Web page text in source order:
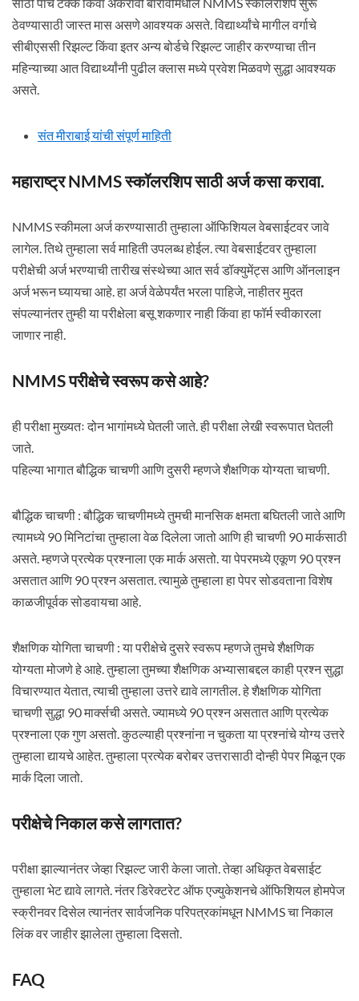
ठेवण्यासाठी जास्त मास असणे आवश्यक असते. विद्यार्थ्यांचे मागील वर्गाचे
सीबीएससी रिझल्ट किंवा इतर अन्य बोर्डचे रिझल्ट जाहीर करण्याचा तीन
महिन्याच्या आत विद्यार्थ्यांनी पुढील क्लास मध्ये प्रवेश मिळवणे सुद्धा आवश्यक
असते.
संत मीराबाई यांची संपूर्ण माहिती
महाराष्ट्र NMMS स्कॉलरशिप साठी अर्ज कसा करावा.
NMMS स्कीमला अर्ज करण्यासाठी तुम्हाला ऑफिशियल वेबसाईटवर जावे
लागेल. तिथे तुम्हाला सर्व माहिती उपलब्ध होईल. त्या वेबसाईटवर तुम्हाला
परीक्षेची अर्ज भरण्याची तारीख संस्थेच्या आत सर्व डॉक्युमेंट्स आणि ऑनलाइन
अर्ज भरून घ्यायचा आहे. हा अर्ज वेळेपर्यंत भरला पाहिजे, नाहीतर मुदत
संपल्यानंतर तुम्ही या परीक्षेला बसू शकणार नाही किंवा हा फॉर्म स्वीकारला
जाणार नाही.
NMMS परीक्षेचे स्वरूप कसे आहे?
ही परीक्षा मुख्यतः दोन भागांमध्ये घेतली जाते. ही परीक्षा लेखी स्वरूपात घेतली
जाते.
पहिल्या भागात बौद्धिक चाचणी आणि दुसरी म्हणजे शैक्षणिक योग्यता चाचणी.
बौद्धिक चाचणी : बौद्धिक चाचणीमध्ये तुमची मानसिक क्षमता बघितली जाते आणि
त्यामध्ये 90 मिनिटांचा तुम्हाला वेळ दिलेला जातो आणि ही चाचणी 90 मार्कसाठी
असते. म्हणजे प्रत्येक प्रश्नाला एक मार्क असतो. या पेपरमध्ये एकूण 90 प्रश्न
असतात आणि 90 प्रश्न असतात. त्यामुळे तुम्हाला हा पेपर सोडवताना विशेष
काळजीपूर्वक सोडवायचा आहे.
शैक्षणिक योगिता चाचणी : या परीक्षेचे दुसरे स्वरूप म्हणजे तुमचे शैक्षणिक
योग्यता मोजणे हे आहे. तुम्हाला तुमच्या शैक्षणिक अभ्यासाबद्दल काही प्रश्न सुद्धा
विचारण्यात येतात, त्याची तुम्हाला उत्तरे द्यावे लागतील. हे शैक्षणिक योगिता
चाचणी सुद्धा 90 मार्क्सची असते. ज्यामध्ये 90 प्रश्न असतात आणि प्रत्येक
प्रश्नाला एक गुण असतो. कुठल्याही प्रश्नांना न चुकता या प्रश्नांचे योग्य उत्तरे
तुम्हाला द्यायचे आहेत. तुम्हाला प्रत्येक बरोबर उत्तरासाठी दोन्ही पेपर मिळून एक
मार्क दिला जातो.
परीक्षेचे निकाल कसे लागतात?
परीक्षा झाल्यानंतर जेव्हा रिझल्ट जारी केला जातो. तेव्हा अधिकृत वेबसाईट
तुम्हाला भेट द्यावे लागते. नंतर डिरेक्टरेट ऑफ एज्युकेशनचे ऑफिशियल होमपेज
स्क्रीनवर दिसेल त्यानंतर सार्वजनिक परिपत्रकांमधून NMMS चा निकाल
लिंक वर जाहीर झालेला तुम्हाला दिसतो.
FAQ